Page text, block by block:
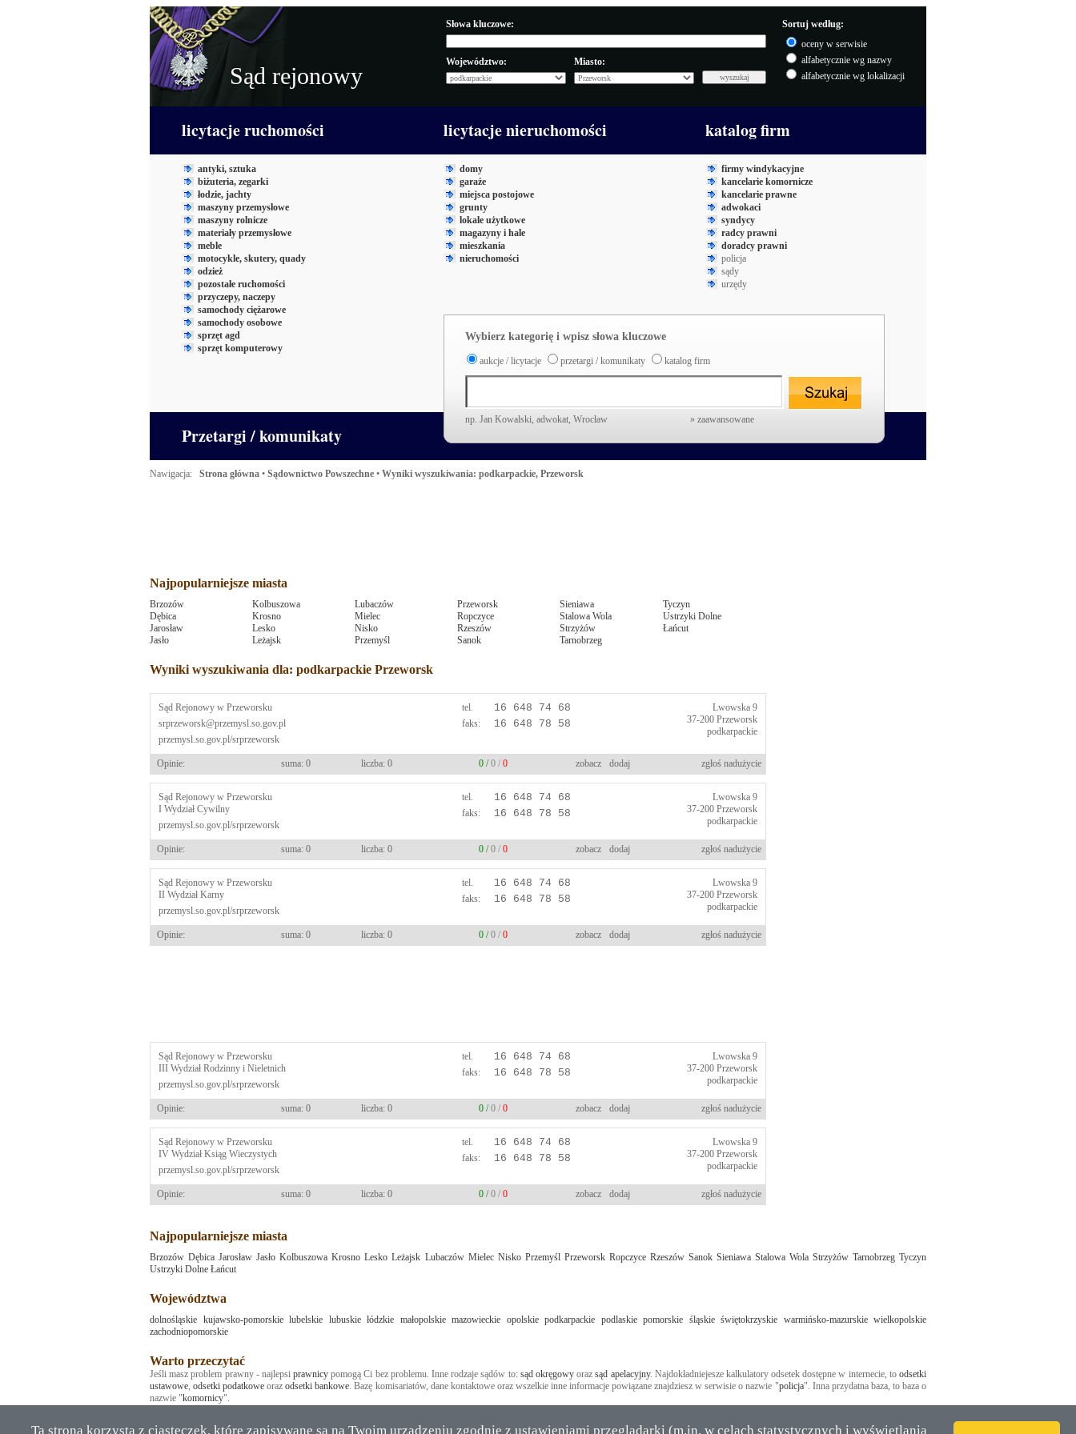
Sąd rejonowy
Słowa kluczowe:
Województwo: Miasto:
Sortuj według:
oceny w serwisie
alfabetycznie wg nazwy
alfabetycznie wg lokalizacji
licytacje ruchomości licytacje nieruchomości katalog firm
antyki, sztuka
biżuteria, zegarki
łodzie, jachty
maszyny przemysłowe
maszyny rolnicze
materiały przemysłowe
meble
motocykle, skutery, quady
odzież
pozostałe ruchomości
przyczepy, naczepy
samochody ciężarowe
samochody osobowe
sprzęt agd
sprzęt komputerowy
domy
garaże
miejsca postojowe
grunty
lokale użytkowe
magazyny i hale
mieszkania
nieruchomości
firmy windykacyjne
kancelarie komornicze
kancelarie prawne
adwokaci
syndycy
radcy prawni
doradcy prawni
policja
sądy
urzędy
Przetargi / komunikaty
Wybierz kategorię i wpisz słowa kluczowe
aukcje / licytacje przetargi / komunikaty katalog firm
np. Jan Kowalski, adwokat, Wrocław » zaawansowane
Nawigacja: Strona główna • Sądownictwo Powszechne • Wyniki wyszukiwania: podkarpackie, Przeworsk
Najpopularniejsze miasta
Brzozów
Dębica
Jarosław
Jasło
Kolbuszowa
Krosno
Lesko
Leżajsk
Lubaczów
Mielec
Nisko
Przemyśl
Przeworsk
Ropczyce
Rzeszów
Sanok
Sieniawa
Stalowa Wola
Strzyżów
Tarnobrzeg
Tyczyn
Ustrzyki Dolne
Łańcut
Wyniki wyszukiwania dla: podkarpackie Przeworsk
Sąd Rejonowy w Przeworsku
srprzeworsk@przemysl.so.gov.pl
przemysl.so.gov.pl/srprzeworsk
tel. 16 648 74 68
faks: 16 648 78 58
Lwowska 9
37-200 Przeworsk
podkarpackie
Opinie: suma: 0 liczba: 0 0 /0 / 0 zobacz dodaj zgłoś nadużycie
Sąd Rejonowy w Przeworsku
I Wydział Cywilny
przemysl.so.gov.pl/srprzeworsk
tel. 16 648 74 68
faks: 16 648 78 58
Lwowska 9
37-200 Przeworsk
podkarpackie
Opinie: suma: 0 liczba: 0 0 /0 / 0 zobacz dodaj zgłoś nadużycie
Sąd Rejonowy w Przeworsku
II Wydział Karny
przemysl.so.gov.pl/srprzeworsk
tel. 16 648 74 68
faks: 16 648 78 58
Lwowska 9
37-200 Przeworsk
podkarpackie
Opinie: suma: 0 liczba: 0 0 /0 / 0 zobacz dodaj zgłoś nadużycie
Sąd Rejonowy w Przeworsku
III Wydział Rodzinny i Nieletnich
przemysl.so.gov.pl/srprzeworsk
tel. 16 648 74 68
faks: 16 648 78 58
Lwowska 9
37-200 Przeworsk
podkarpackie
Opinie: suma: 0 liczba: 0 0 /0 / 0 zobacz dodaj zgłoś nadużycie
Sąd Rejonowy w Przeworsku
IV Wydział Ksiąg Wieczystych
przemysl.so.gov.pl/srprzeworsk
tel. 16 648 74 68
faks: 16 648 78 58
Lwowska 9
37-200 Przeworsk
podkarpackie
Opinie: suma: 0 liczba: 0 0 /0 / 0 zobacz dodaj zgłoś nadużycie
Najpopularniejsze miasta
Brzozów Dębica Jarosław Jasło Kolbuszowa Krosno Lesko Leżajsk Lubaczów Mielec Nisko Przemyśl Przeworsk Ropczyce Rzeszów Sanok Sieniawa Stalowa Wola Strzyżów Tarnobrzeg Tyczyn
Ustrzyki Dolne Łańcut
Województwa
dolnośląskie kujawsko-pomorskie lubelskie lubuskie łódzkie małopolskie mazowieckie opolskie podkarpackie podlaskie pomorskie śląskie świętokrzyskie warmińsko-mazurskie wielkopolskie
zachodniopomorskie
Warto przeczytać
Jeśli masz problem prawny - najlepsiprawnicy pomogą Ci bez problemu. Inne rodzaje sądów to: sąd okręgowyorazsąd apelacyjny. Najdokładniejesze kalkulatory odsetek dostępne w internecie, toodsetki
ustawowe,odsetki podatkowe orazodsetki bankowe. Bazę komisariatów, dane kontaktowe oraz wszelkie inne informacje powiązane znajdziesz w serwisie o nazwie "policja". Inna przydatna baza, to baza o
nazwie "komornicy".
Ta strona korzysta z ciasteczek, które zapisywane są na Twoim urządzeniu zgodnie z ustawieniami przeglądarki (m.in. w celach statystycznych i wyświetlania